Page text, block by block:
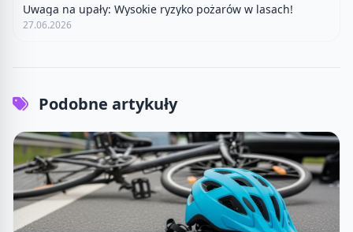
Uwaga na upały: Wysokie ryzyko pożarów w lasach!
27.06.2026
Podobne artykuły